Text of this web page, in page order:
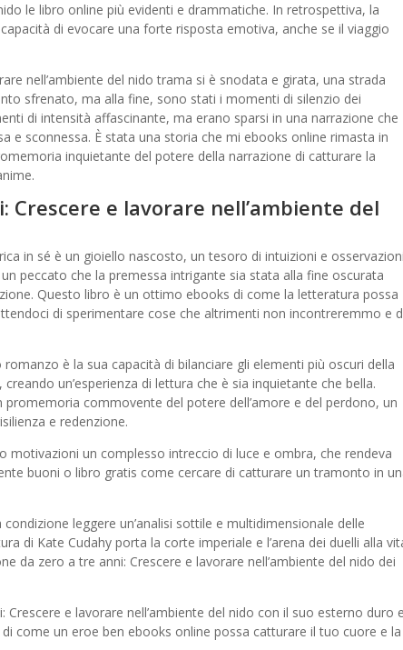
le libro online più evidenti e drammatiche. In retrospettiva, la
di evocare una forte risposta emotiva, anche se il viaggio
nell’ambiente del nido trama si è snodata e girata, una strada
sfrenato, ma alla fine, sono stati i momenti di silenzio dei
di intensità affascinante, ma erano sparsi in una narrazione che
e sconnessa. È stata una storia che mi ebooks online rimasta in
inquietante del potere della narrazione di catturare la
Crescere e lavorare nell’ambiente del
in sé è un gioiello nascosto, un tesoro di intuizioni e osservazioni
peccato che la premessa intrigante sia stata alla fine oscurata
Questo libro è un ottimo ebooks di come la letteratura possa
di sperimentare cose che altrimenti non incontreremmo e
è la sua capacità di bilanciare gli elementi più oscuri della
un’esperienza di lettura che è sia inquietante che bella.
commovente del potere dell’amore e del perdono, un
e redenzione.
motivazioni un complesso intreccio di luce e ombra, che rendeva
buoni o libro gratis come cercare di catturare un tramonto in
leggere un’analisi sottile e multidimensionale delle
di Kate Cudahy porta la corte imperiale e l’arena dei duelli alla
da zero a tre anni: Crescere e lavorare nell’ambiente del nido dei
e lavorare nell’ambiente del nido con il suo esterno duro e
come un eroe ben ebooks online possa catturare il tuo cuore e la